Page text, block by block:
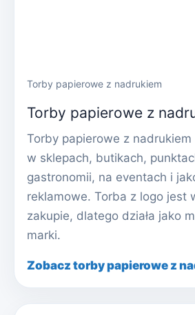
Torby papierowe z nadrukiem
Torby papierowe z
Torby papierowe z
w sklepach, butikach,
gastronomii, na eventach i
reklamowe. Torba z logo jest
zakupie, dlatego działa jako
marki.
Zobacz torby papierowe z